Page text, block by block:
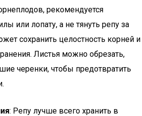
рекомендуется
или лопату, а не тянуть репу за
сохранить целостность корней и
Листья можно обрезать,
черенки, чтобы предотвратить
: Репу лучше всего хранить в